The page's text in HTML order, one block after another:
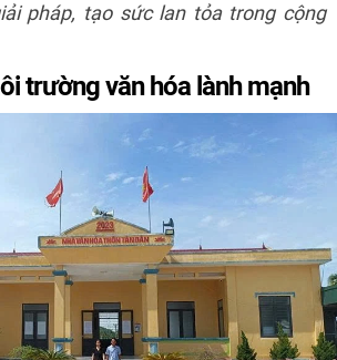
pháp, tạo sức lan tỏa trong cộng
trường văn hóa lành mạnh